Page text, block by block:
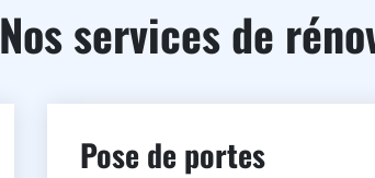
Nos services de
Pose de portes